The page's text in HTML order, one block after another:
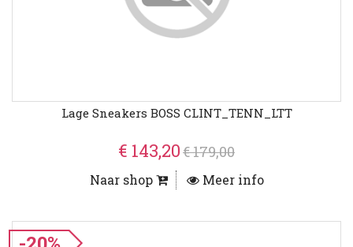
Lage Sneakers BOSS CLINT_TENN_LTT
€ 143,20€ 179,00
Naar shop Meer info